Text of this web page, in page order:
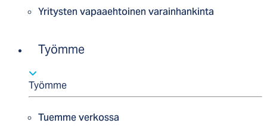
Yritysten vapaaehtoinen varainhankinta
Työmme
Työmme
Tuemme verkossa